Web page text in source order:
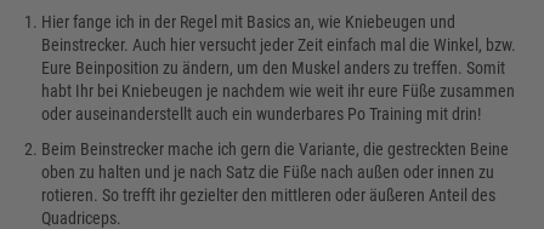
Hier fange ich in der Regel mit Basics an, wie Kniebeugen und
Beinstrecker. Auch hier versucht jeder Zeit einfach mal die Winkel, bzw.
Eure Beinposition zu ändern, um den Muskel anders zu treffen. Somit
habt Ihr bei Kniebeugen je nachdem wie weit ihr eure Füße zusammen
oder auseinanderstellt auch ein wunderbares Po Training mit drin!
Beim Beinstrecker mache ich gern die Variante, die gestreckten Beine
oben zu halten und je nach Satz die Füße nach außen oder innen zu
rotieren. So trefft ihr gezielter den mittleren oder äußeren Anteil des
Quadriceps.